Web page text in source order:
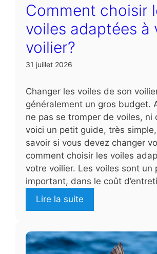
Comment choisir
voiles adaptées à
voilier?
31 juillet 2026
Changer les voiles de son
généralement un gros budget.
ne pas se tromper de voiles, ni
voici un petit guide, très
savoir si vous devez changer
comment choisir les voiles
votre voilier. Les voiles sont un
important, dans le coût
Lire la suite